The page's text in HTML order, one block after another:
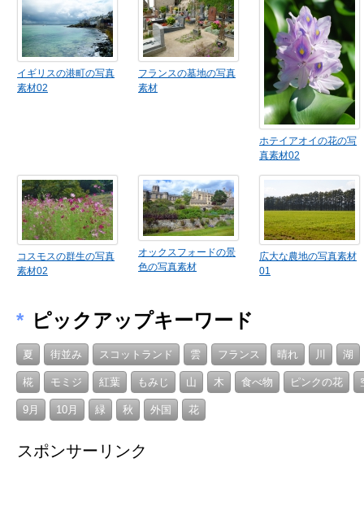
イギリスの港町の写真
素材02
フランスの墓地の写真
素材
ホテイアオイの花の写
真素材02
コスモスの群生の写真
素材02
オックスフォードの景
色の写真素材
広大な農地の写真素材
01
* ピックアップキーワード
夏 街並み スコットランド 雲 フランス 晴れ 川 湖
椛 モミジ 紅葉 もみじ 山 木 食べ物 ピンクの花
9月 10月 緑 秋 外国 花
スポンサーリンク